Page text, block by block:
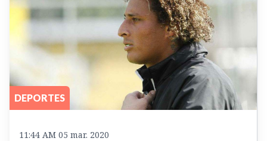
DEPORTES
11:44 AM 05 mar. 2020